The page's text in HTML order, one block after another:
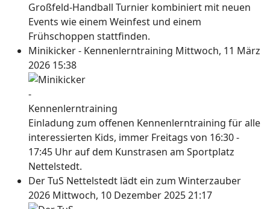
Großfeld-Handball Turnier kombiniert mit neuen
Events wie einem Weinfest und einem
Frühschoppen stattfinden.
Minikicker - Kennenlerntraining Mittwoch, 11 März
2026 15:38
Einladung zum offenen Kennenlerntraining für alle
interessierten Kids, immer Freitags von 16:30 -
17:45 Uhr auf dem Kunstrasen am Sportplatz
Nettelstedt.
Der TuS Nettelstedt lädt ein zum Winterzauber
2026 Mittwoch, 10 Dezember 2025 21:17